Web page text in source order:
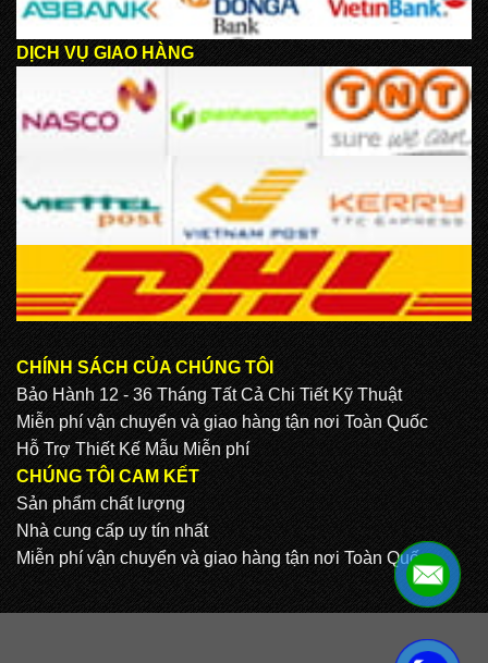
DỊCH VỤ GIAO HÀNG
CHÍNH SÁCH CỦA CHÚNG TÔI
Bảo Hành 12 - 36 Tháng Tất Cả Chi Tiết Kỹ Thuật
Miễn phí vận chuyển và giao hàng tận nơi Toàn Quốc
Hỗ Trợ Thiết Kế Mẫu Miễn phí
CHÚNG TÔI CAM KẾT
Sản phẩm chất lượng
Nhà cung cấp uy tín nhất
Miễn phí vận chuyển và giao hàng tận nơi Toàn Quốc